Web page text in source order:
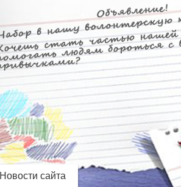
Новости сайта